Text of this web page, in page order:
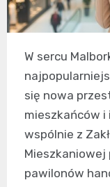
W sercu
się nowa
mieszkańców i
wspólnie z
pawilonów